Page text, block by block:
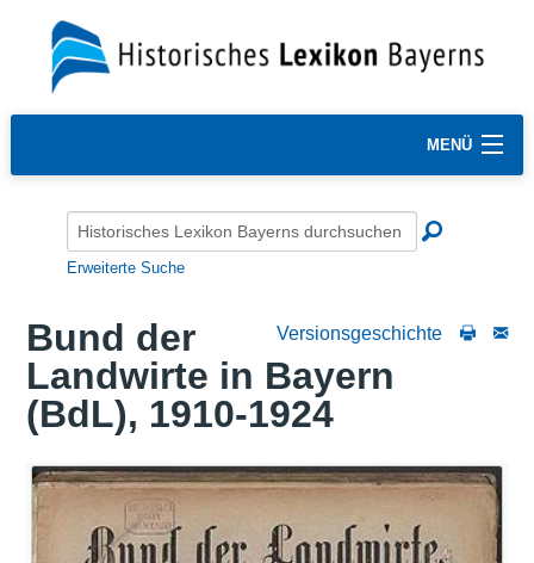
MENÜ
Erweiterte Suche
Versionsgeschichte
Bund der
Landwirte in Bayern
(BdL), 1910-1924